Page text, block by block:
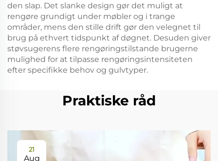
den slap. Det slanke design gør det muligt at
rengøre grundigt under møbler og i trange
områder, mens den stille drift gør den velegnet til
brug på ethvert tidspunkt af døgnet. Desuden giver
støvsugerens flere rengøringstilstande brugerne
mulighed for at tilpasse rengøringsintensiteten
efter specifikke behov og gulvtyper.
Praktiske råd
21
Aug